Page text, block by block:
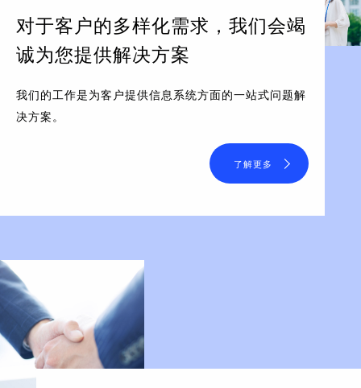
对于客户的多样化需求， 我们会竭
诚为您提供解决方案
我们的工作是为客户提供信息系统方面的一站式问题解
决方案。
了解更多